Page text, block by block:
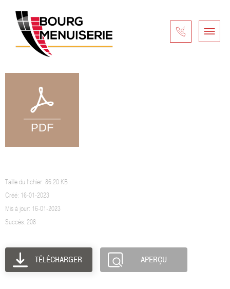
Taille du fichier: 86.20 KB
Créé: 16-01-2023
Mis à jour: 16-01-2023
Succès: 208
TÉLÉCHARGER APERÇU